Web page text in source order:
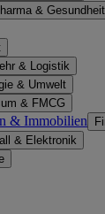
& Gesundheit
& Logistik
& Umwelt
& FMCG
& Immobilien
& Elektronik